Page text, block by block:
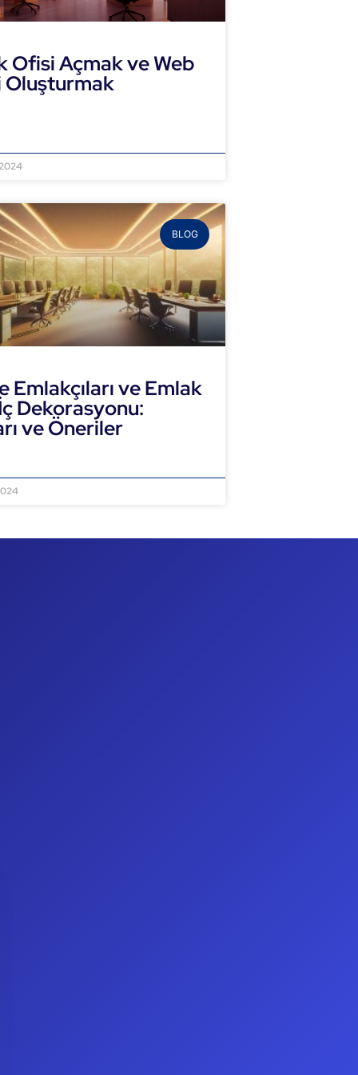
Ofisi Açmak ve Web
Oluşturmak
BLOG
Emlakçıları ve Emlak
Dekorasyonu:
ve Öneriler